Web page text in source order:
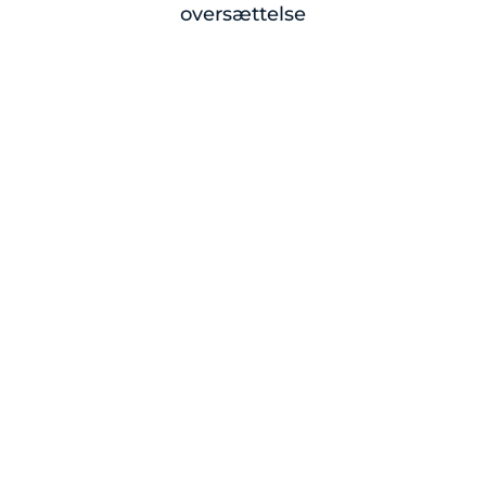
oversættelse